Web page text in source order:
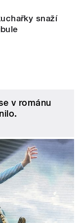
snaží
v románu